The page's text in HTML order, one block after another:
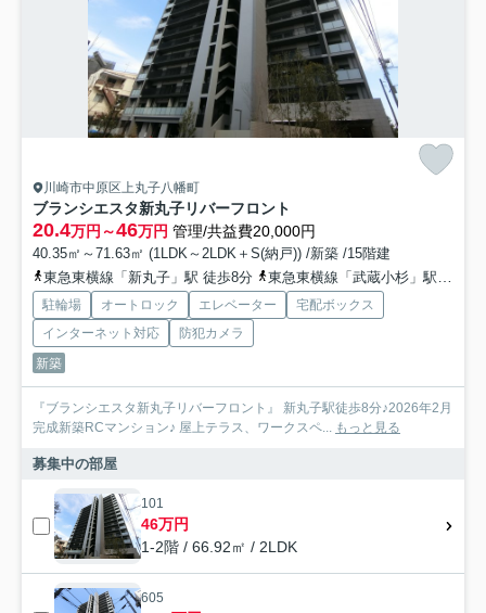
川崎市中原区上丸子八幡町
ブランシエスタ新丸子リバーフロント
20.4万円～46万円 管理/共益費20,000円
40.35㎡～71.63㎡ (1LDK～2LDK＋S(納戸)) /新築 /15階建
東急東横線「新丸子」駅 徒歩8分
東急東横線「武蔵小杉」駅 徒歩14分
駐輪場 オートロック エレベーター
宅配ボックス
インターネット対応
防犯カメラ
新築
『ブランシエスタ新丸子リバーフロント』 新丸子駅徒歩8分♪2026年2月
完成新築RCマンション♪ 屋上テラス、ワークスペ... もっと見る
募集中の部屋
101
46万円
1-2階 / 66.92㎡ / 2LDK
605